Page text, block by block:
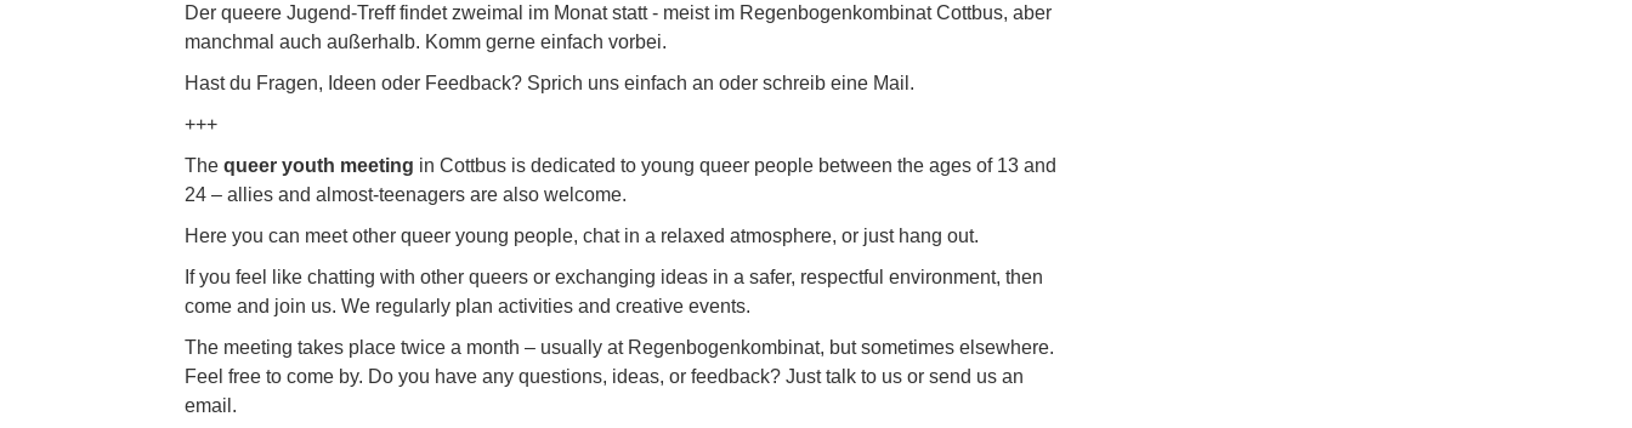
Der queere Jugend-Treff findet zweimal im Monat statt - meist im Regenbogenkombinat Cottbus, aber
manchmal auch außerhalb. Komm gerne einfach vorbei.
Hast du Fragen, Ideen oder Feedback? Sprich uns einfach an oder schreib eine Mail.
+++
The queer youth meeting in Cottbus is dedicated to young queer people between the ages of 13 and
24 – allies and almost-teenagers are also welcome.
Here you can meet other queer young people, chat in a relaxed atmosphere, or just hang out.
If you feel like chatting with other queers or exchanging ideas in a safer, respectful environment, then
come and join us. We regularly plan activities and creative events.
The meeting takes place twice a month – usually at Regenbogenkombinat, but sometimes elsewhere.
Feel free to come by. Do you have any questions, ideas, or feedback? Just talk to us or send us an
email.